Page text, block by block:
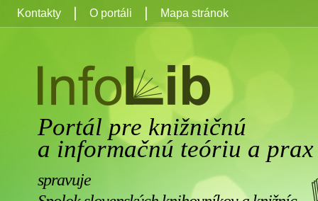
Portál pre knižničnú
a informačnú teóriu a prax
spravuje
Kontakty O portáli Mapa stránok